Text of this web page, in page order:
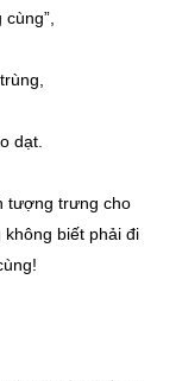
dạt.
tượng trưng cho
biết phải đi